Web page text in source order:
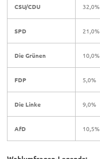
CSU/CDU 32,0%
SPD 21,0%
Die Grünen 10,0%
FDP 5,0%
Die Linke 9,0%
AfD 10,5%